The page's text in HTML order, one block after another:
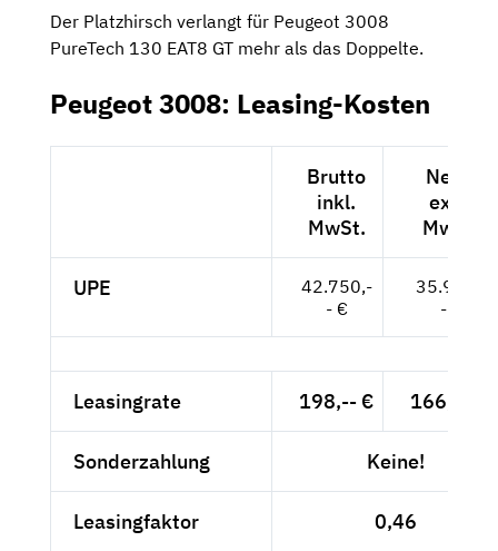
Der Platzhirsch verlangt für Peugeot 3008
PureTech 130 EAT8 GT mehr als das Doppelte.
Peugeot 3008: Leasing-Kosten
Brutto
inkl.
MwSt.
Netto
exkl.
MwSt.
UPE
42.750,-
- €
35.924,-
- €
Leasingrate 198,-- € 166,39 €
Sonderzahlung Keine!
Leasingfaktor 0,46